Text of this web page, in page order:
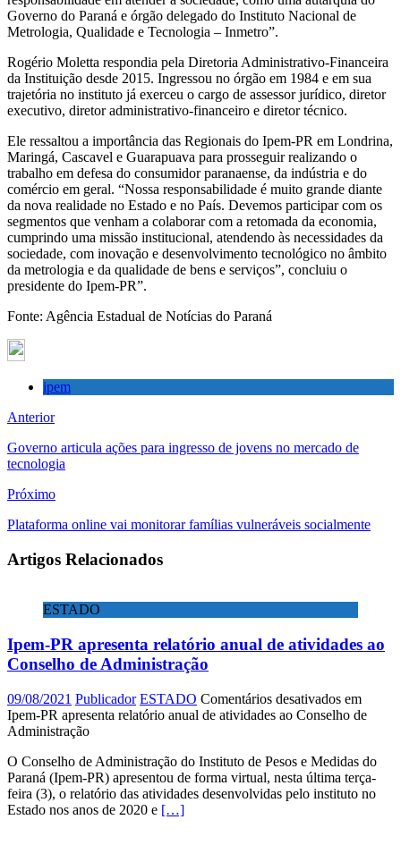
Governo do Paraná e órgão delegado do Instituto Nacional de
Metrologia, Qualidade e Tecnologia – Inmetro”.
Rogério Moletta respondia pela Diretoria Administrativo-Financeira
da Instituição desde 2015. Ingressou no órgão em 1984 e em sua
trajetória no instituto já exerceu o cargo de assessor jurídico, diretor
executivo, diretor administrativo-financeiro e diretor técnico.
Ele ressaltou a importância das Regionais do Ipem-PR em Londrina,
Maringá, Cascavel e Guarapuava para prosseguir realizando o
trabalho em defesa do consumidor paranaense, da indústria e do
comércio em geral. “Nossa responsabilidade é muito grande diante
da nova realidade no Estado e no País. Devemos participar com os
segmentos que venham a colaborar com a retomada da economia,
cumprindo uma missão institucional, atendendo às necessidades da
sociedade, com inovação e desenvolvimento tecnológico no âmbito
da metrologia e da qualidade de bens e serviços”, concluiu o
presidente do Ipem-PR”.
Fonte: Agência Estadual de Notícias do Paraná
ipem
Anterior
Governo articula ações para ingresso de jovens no mercado de
tecnologia
Próximo
Plataforma online vai monitorar famílias vulneráveis socialmente
Artigos Relacionados
ESTADO
Ipem-PR apresenta relatório anual de atividades ao
Conselho de Administração
09/08/2021 Publicador ESTADO Comentários desativados em
Ipem-PR apresenta relatório anual de atividades ao Conselho de
Administração
O Conselho de Administração do Instituto de Pesos e Medidas do
Paraná (Ipem-PR) apresentou de forma virtual, nesta última terça-
feira (3), o relatório das atividades desenvolvidas pelo instituto no
Estado nos anos de 2020 e […]